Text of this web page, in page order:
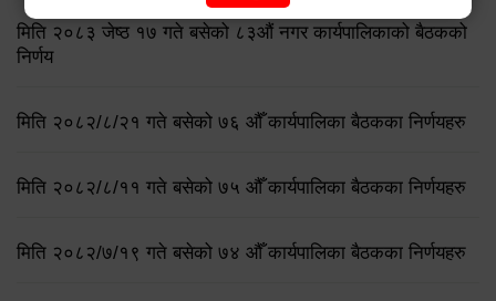
मिति २०८३ जेष्ठ १७ गते बसेको ८३औं नगर कार्यपालिकाको बैठकको
निर्णय
मिति २०८२/८/२१ गते बसेको ७६ औँ कार्यपालिका बैठकका निर्णयहरु
मिति २०८२/८/११ गते बसेको ७५ औँ कार्यपालिका बैठकका निर्णयहरु
मिति २०८२/७/१९ गते बसेको ७४ औँ कार्यपालिका बैठकका निर्णयहरु